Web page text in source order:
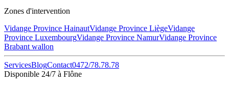
Zones d'intervention
Vidange Province HainautVidange Province LiègeVidange
Province LuxembourgVidange Province NamurVidange Province
Brabant wallon
ServicesBlogContact0472/78.78.78
Disponible 24/7 à Flône